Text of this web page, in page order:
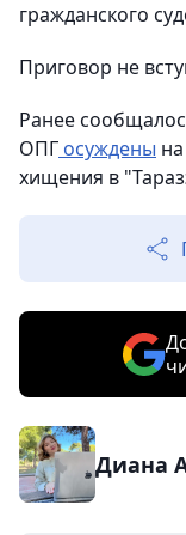
гражданского
Приговор не
Ранее
ОПГ осуждены
хищения в
Диана